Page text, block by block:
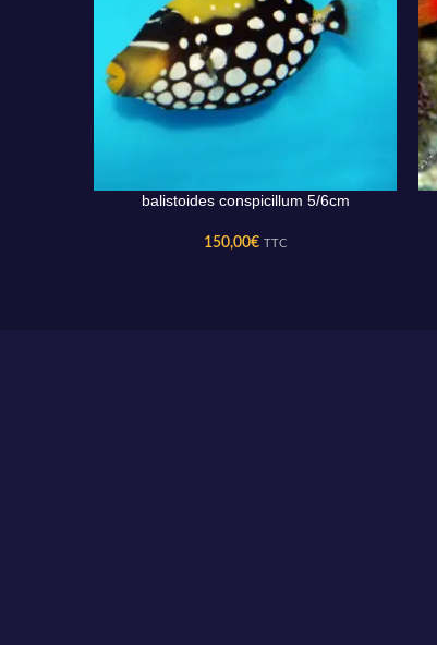
AJOUTER AU PANIER
balistoides conspicillum 5/6cm
150,00€ TTC